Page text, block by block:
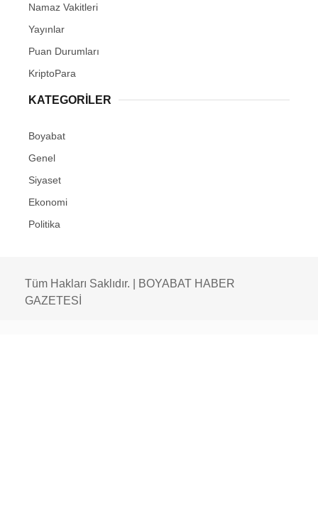
Namaz Vakitleri
Yayınlar
Puan Durumları
KriptoPara
KATEGORILER
Boyabat
Genel
Siyaset
Ekonomi
Politika
Tüm Hakları Saklıdır. | BOYABAT HABER
GAZETESİ